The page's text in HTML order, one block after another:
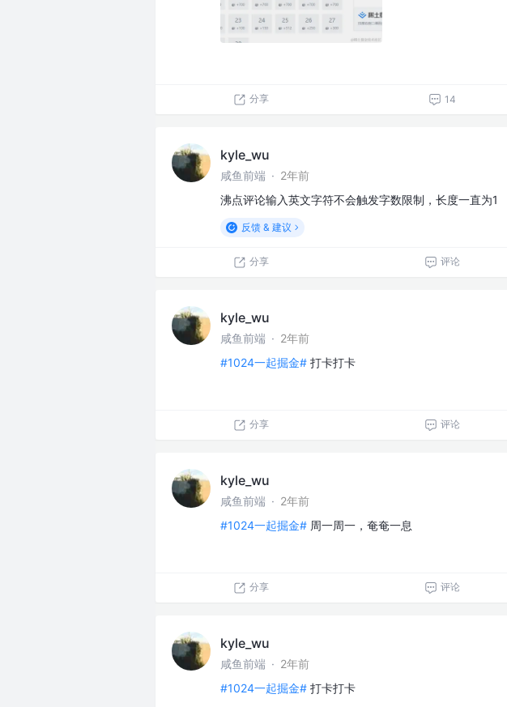
分享 14
kyle_wu
咸鱼前端 · 2年前
沸点评论输入英文字符不会触发字数限制，长度一直为1
反馈 & 建议
分享 评论
kyle_wu
咸鱼前端 · 2年前
#1024一起掘金# 打卡打卡
分享 评论
kyle_wu
咸鱼前端 · 2年前
#1024一起掘金# 周一周一，奄奄一息
分享 评论
kyle_wu
咸鱼前端 · 2年前
#1024一起掘金# 打卡打卡